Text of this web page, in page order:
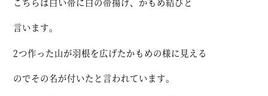
言います。
2つ作った山が羽根を広げたかもめの様に見える
のでその名が付いたと言われています。